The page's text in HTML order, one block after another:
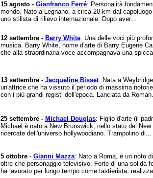
15 agosto - Gianfranco Ferré: Personalità
mondo. Nato a Legnano, a circa 20 km dal
uno stilista di rilievo internazionale. Dopo aver...
12 settembre - Barry White: Una delle voci più
musica. Barry White, nome d'arte di Barry Eugene
che alla straordinaria voce accompagnava una
13 settembre - Jacqueline Bisset: Nata a
un'attrice che ha vissuto il periodo di massima
con i più grandi registi dell'epoca. Lanciata da
25 settembre - Michael Douglas: Figlio d'arte (il
Michael è nato a New Brunswick, nello stato del
ricercate dell'universo hollywoodiano. Trampolino di...
5 ottobre - Gianni Mazza: Nato a Roma, è un noto
oltre che personaggio televisivo. Forte di una solida
ha lavorato per lungo tempo come tastierista,